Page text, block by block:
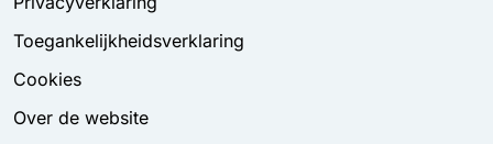
Toegankelijkheidsverklaring
Cookies
Over de website